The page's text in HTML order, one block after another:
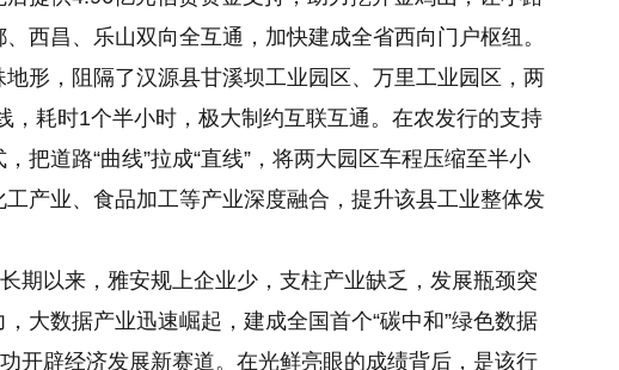
西昌、乐山双向全互通，加快建成全省西向门户枢纽。
形，阻隔了汉源县甘溪坝工业园区、万里工业园区，两
，耗时1个半小时，极大制约互联互通。在农发行的支持
把道路“曲线”拉成“直线”，将两大园区车程压缩至半小
产业、食品加工等产业深度融合，提升该县工业整体发
期以来，雅安规上企业少，支柱产业缺乏，发展瓶颈突
大数据产业迅速崛起，建成全国首个“碳中和”绿色数据
开辟经济发展新赛道。在光鲜亮眼的成绩背后，是该行